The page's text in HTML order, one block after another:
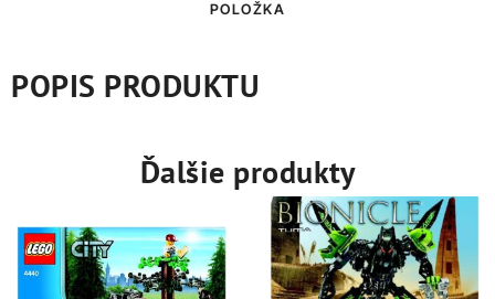
POLOŽKA
POPIS PRODUKTU
Ďalšie produkty